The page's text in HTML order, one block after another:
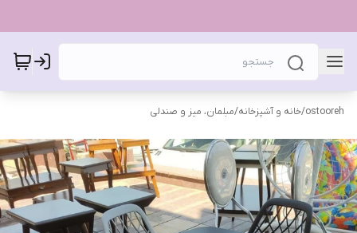
ostooreh
/خانه و آشپزخانه/مبلمان، میز و صندلی